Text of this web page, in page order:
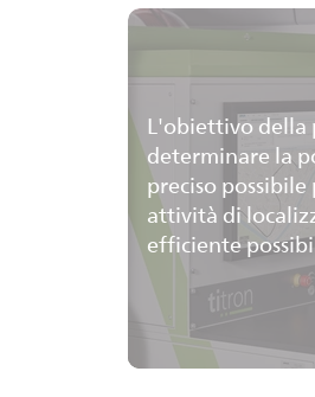
L'obiettivo della
determinare la
preciso possibile
attività di
efficiente